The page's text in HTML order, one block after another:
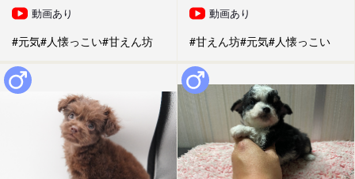
動画あり
#元気#人懐っこい#甘えん坊
動画あり
#甘えん坊#元気#人懐っこい